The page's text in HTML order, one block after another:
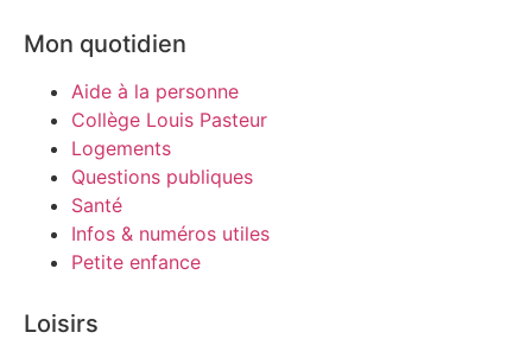
Mon quotidien
Aide à la personne
Collège Louis Pasteur
Logements
Questions publiques
Santé
Infos & numéros utiles
Petite enfance
Loisirs